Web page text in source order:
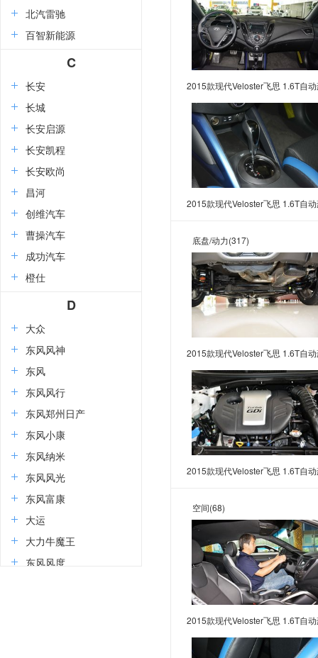
北汽雷驰
百智新能源
C
长安
长城
长安启源
长安凯程
长安欧尚
昌河
创维汽车
曹操汽车
成功汽车
橙仕
D
大众
东风风神
东风
东风风行
东风郑州日产
东风小康
东风纳米
东风风光
东风富康
大运
大力牛魔王
东风风度
2015款现代Veloster飞思 1.6T自
华版
2015款现代Veloster飞思 1.6T自
底盘/动力(317)
2015款现代Veloster飞思 1.6T自
华版
2015款现代Veloster飞思 1.6T自
空间(68)
2015款现代Veloster飞思 1.6T自
华版